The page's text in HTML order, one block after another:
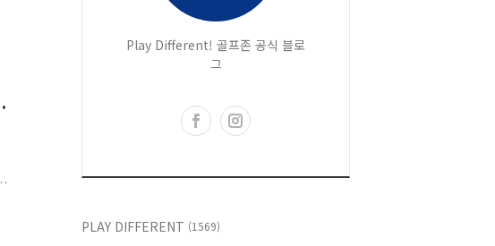
Play Different! 골프존 공식 블로
그
PLAY DIFFERENT (1569)